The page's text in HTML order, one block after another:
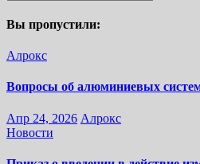
Вы пропустили:
Алрокс
Вопросы об алюминиевых
Апр 24, 2026 Алрокс
Новости